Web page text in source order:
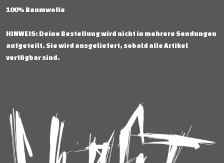
100% Baumwolle
HINWEIS: Deine Bestellung wird nicht in mehrere Sendungen
aufgeteilt. Sie wird ausgeliefert, sobald alle Artikel
verfügbar sind.